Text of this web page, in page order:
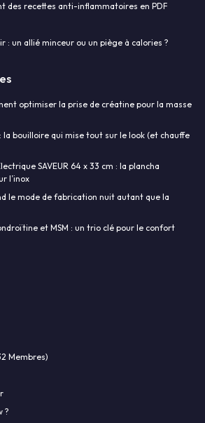
des recettes anti-inflammatoires en PDF
: un allié minceur ou un piège à calories ?
optimiser la prise de créatine pour la masse
: la bouilloire qui mise tout sur le look (et chauffe
SAVEUR 64 x 33 cm : la plancha
l’inox
le mode de fabrication nuit autant que la
et MSM : un trio clé pour le confort
Membres)
?